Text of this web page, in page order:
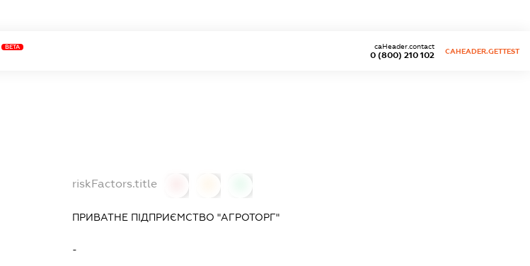
BETA
0 (800) 210 102
caHeader.contact
CAHEADER.GETTEST
riskFactors.title
ПРИВАТНЕ ПІДПРИЄМСТВО "АГРОТОРГ"
-